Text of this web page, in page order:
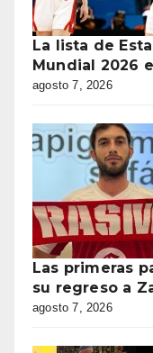
La lista de
Mundial 2026
agosto 7, 2026
Las primeras
su regreso a
agosto 7, 2026